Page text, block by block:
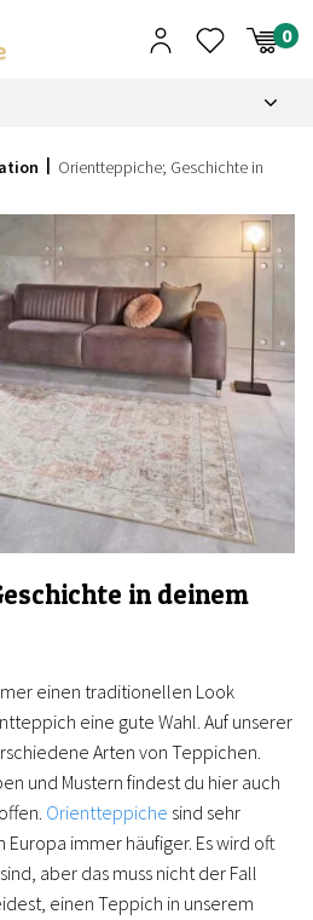
Orientteppiche; Geschichte in
in deinem
einen traditionellen Look
eine gute Wahl. Auf unserer
Arten von Teppichen.
und Mustern findest du hier auch
Orientteppiche sind sehr
immer häufiger. Es wird oft
aber das muss nicht der Fall
einen Teppich in unserem